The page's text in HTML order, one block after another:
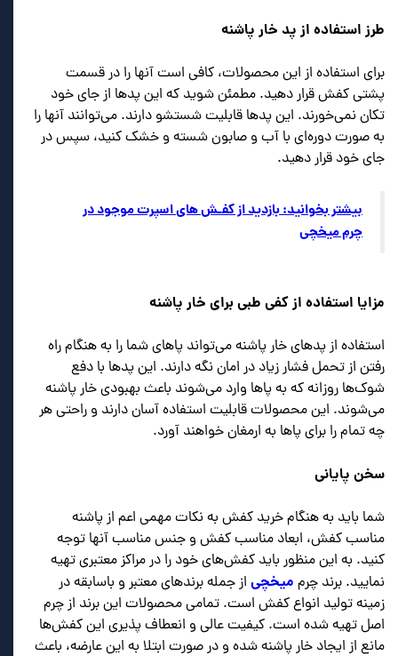
طرز استفاده از پد خار پاشنه
برای استفاده از این محصولات، کافی است آنها را در قسمت
پشتی کفش قرار دهید. مطمئن شوید که این پدها از جای خود
تکان نمی‌خورند. این پدها قابلیت شستشو دارند. می‌توانند آنها را
به صورت دوره‌ای با آب و صابون شسته و خشک کنید، سپس در
جای خود قرار دهید.
بیشتر بخوانید: بازدید از کفـش های اسپرت موجود در
چرم میخچی
مزایا استفاده از کفی طبی برای خار پاشنه
استفاده از پدهای خار پاشنه می‌تواند پاهای شما را به هنگام راه
رفتن از تحمل فشار زیاد در امان نگه دارند. این پدها با دفع
شوک‌ها روزانه که به پاها وارد می‌شوند باعث بهبودی خار پاشنه
می‌شوند. این محصولات قابلیت استفاده آسان دارند و راحتی هر
چه تمام را برای پاها به ارمغان خواهند آورد.
سخن پایانی
شما باید به هنگام خرید کفش به نکات مهمی اعم از پاشنه
مناسب کفش، ابعاد مناسب کفش و جنس مناسب آنها توجه
کنید. به این منظور باید کفش‌های خود را در مراکز معتبری تهیه
نمایید. برند چرم میخچی از جمله برندهای معتبر و باسابقه در
زمینه تولید انواع کفش است. تمامی محصولات این برند از چرم
اصل تهیه شده است. کیفیت عالی و انعطاف پذیری این کفش‌ها
مانع از ایجاد خار پاشنه شده و در صورت ابتلا به این عارضه، باعث